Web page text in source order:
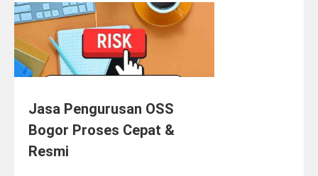
Jasa Pengurusan OSS
Bogor Proses Cepat &
Resmi